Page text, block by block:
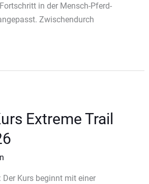
in der Mensch-Pferd-
Zwischendurch
Extreme Trail
Kurs beginnt mit einer